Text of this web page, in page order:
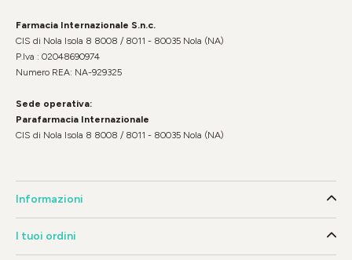
Farmacia Internazionale S.n.c.
CIS di Nola Isola 8 8008 / 8011 - 80035 Nola (NA)
P.Iva : 02048690974
Numero REA: NA-929325
Sede operativa:
Parafarmacia Internazionale
CIS di Nola Isola 8 8008 / 8011 - 80035 Nola (NA)
Informazioni
I tuoi ordini